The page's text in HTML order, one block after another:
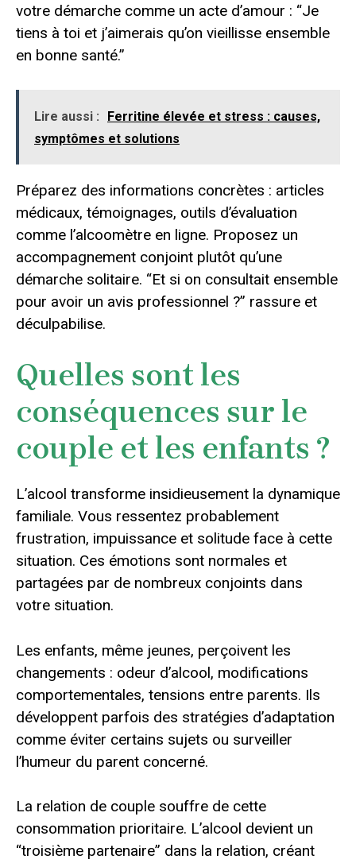
votre démarche comme un acte d’amour : “Je
tiens à toi et j’aimerais qu’on vieillisse ensemble
en bonne santé.”
Lire aussi :
Ferritine élevée et stress : causes,
symptômes et solutions
Préparez des informations concrètes : articles
médicaux, témoignages, outils d’évaluation
comme l’alcoomètre en ligne. Proposez un
accompagnement conjoint plutôt qu’une
démarche solitaire. “Et si on consultait ensemble
pour avoir un avis professionnel ?” rassure et
déculpabilise.
Quelles sont les
conséquences sur le
couple et les enfants ?
L’alcool transforme insidieusement la dynamique
familiale. Vous ressentez probablement
frustration, impuissance et solitude face à cette
situation. Ces émotions sont normales et
partagées par de nombreux conjoints dans
votre situation.
Les enfants, même jeunes, perçoivent les
changements : odeur d’alcool, modifications
comportementales, tensions entre parents. Ils
développent parfois des stratégies d’adaptation
comme éviter certains sujets ou surveiller
l’humeur du parent concerné.
La relation de couple souffre de cette
consommation prioritaire. L’alcool devient un
“troisième partenaire” dans la relation, créant